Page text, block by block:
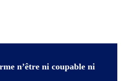
n’être ni coupable ni